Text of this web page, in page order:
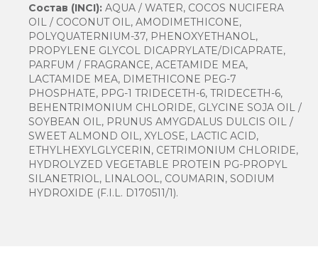
Состав (INCI): AQUA / WATER, COCOS NUCIFERA
OIL / COCONUT OIL, AMODIMETHICONE,
POLYQUATERNIUM-37, PHENOXYETHANOL,
PROPYLENE GLYCOL DICAPRYLATE/DICAPRATE,
PARFUM / FRAGRANCE, ACETAMIDE MEA,
LACTAMIDE MEA, DIMETHICONE PEG-7
PHOSPHATE, PPG-1 TRIDECETH-6, TRIDECETH-6,
BEHENTRIMONIUM CHLORIDE, GLYCINE SOJA OIL /
SOYBEAN OIL, PRUNUS AMYGDALUS DULCIS OIL /
SWEET ALMOND OIL, XYLOSE, LACTIC ACID,
ETHYLHEXYLGLYCERIN, CETRIMONIUM CHLORIDE,
HYDROLYZED VEGETABLE PROTEIN PG-PROPYL
SILANETRIOL, LINALOOL, COUMARIN, SODIUM
HYDROXIDE (F.I.L. D170511/1).